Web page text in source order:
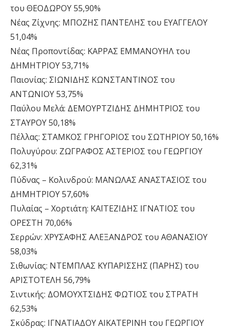
του ΘΕΟΔΩΡΟΥ 55,90%
Νέας Ζίχνης: ΜΠΟΖΗΣ ΠΑΝΤΕΛΗΣ του ΕΥΑΓΓΕΛΟΥ
51,04%
Νέας Προποντίδας: ΚΑΡΡΑΣ ΕΜΜΑΝΟΥΗΛ του
ΔΗΜΗΤΡΙΟΥ 53,71%
Παιονίας: ΣΙΩΝΙΔΗΣ ΚΩΝΣΤΑΝΤΙΝΟΣ του
ΑΝΤΩΝΙΟΥ 53,75%
Παύλου Μελά: ΔΕΜΟΥΡΤΖΙΔΗΣ ΔΗΜΗΤΡΙΟΣ του
ΣΤΑΥΡΟΥ 50,18%
Πέλλας: ΣΤΑΜΚΟΣ ΓΡΗΓΟΡΙΟΣ του ΣΩΤΗΡΙΟΥ 50,16%
Πολυγύρου: ΖΩΓΡΑΦΟΣ ΑΣΤΕΡΙΟΣ του ΓΕΩΡΓΙΟΥ
62,31%
Πύδνας – Κολινδρού: MΑΝΩΛΑΣ ΑΝΑΣΤΑΣΙΟΣ του
ΔΗΜΗΤΡΙΟΥ 57,60%
Πυλαίας – Χορτιάτη: ΚΑΪΤΕΖΙΔΗΣ ΙΓΝΑΤΙΟΣ του
ΟΡΕΣΤΗ 70,06%
Σερρών: ΧΡΥΣΑΦΗΣ ΑΛΕΞΑΝΔΡΟΣ του ΑΘΑΝΑΣΙΟΥ
58,03%
Σιθωνίας: ΝΤΕΜΠΛΑΣ ΚΥΠΑΡΙΣΣΗΣ (ΠΑΡΗΣ) του
ΑΡΙΣΤΟΤΕΛΗ 56,79%
Σιντικής: ΔΟΜΟΥΧΤΣΙΔΗΣ ΦΩΤΙΟΣ του ΣΤΡΑΤΗ
62,53%
Σκύδρας: ΙΓΝΑΤΙΑΔΟΥ ΑΙΚΑΤΕΡΙΝΗ του ΓΕΩΡΓΙΟΥ